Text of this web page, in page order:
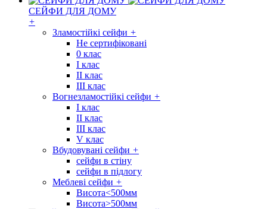
СЕЙФИ ДЛЯ ДОМУ
+
Зламостійкі сейфи +
Не сертифіковані
0 клас
I клас
II клас
III клас
Вогнезламостійкі сейфи +
I клас
II клас
III клас
V клас
Вбудовувані сейфи +
сейфи в стіну
сейфи в підлогу
Меблеві сейфи +
Висота<500мм
Висота>500мм